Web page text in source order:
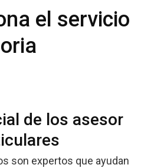
el servicio
de los asesor
son expertos que ayudan